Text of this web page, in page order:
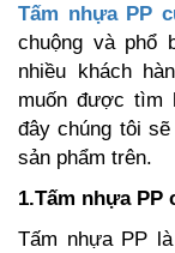
Tấm nhựa PP
chuộng và phổ
nhiều khách
muốn được tìm
đây chúng tôi
sản phẩm trên.
1.Tấm nhựa PP
Tấm nhựa PP